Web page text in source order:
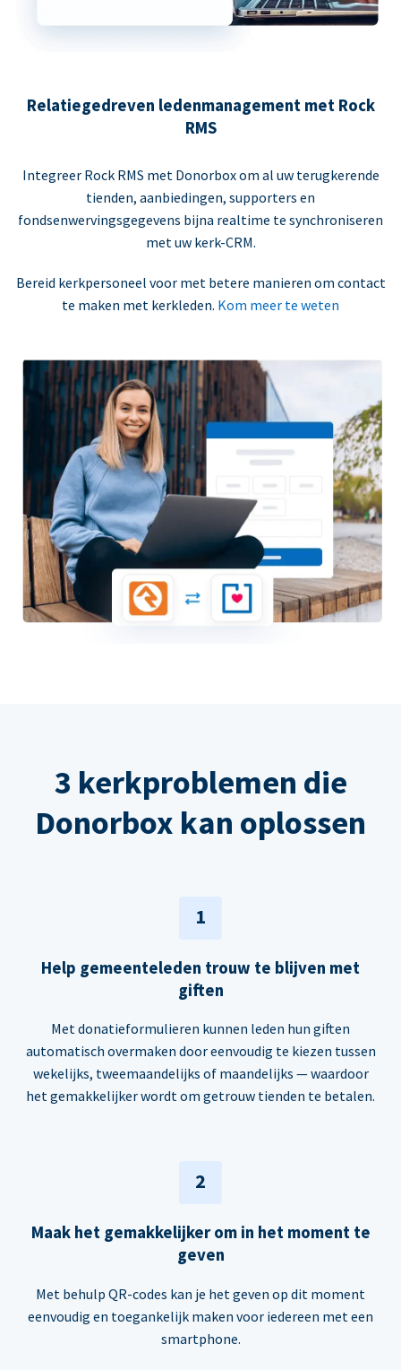
Relatiegedreven ledenmanagement met Rock
RMS
Integreer Rock RMS met Donorbox om al uw terugkerende
tienden, aanbiedingen, supporters en
fondsenwervingsgegevens bijna realtime te synchroniseren
met uw kerk-CRM.
Bereid kerkpersoneel voor met betere manieren om contact
te maken met kerkleden. Kom meer te weten
3 kerkproblemen die
Donorbox kan oplossen
1
Help gemeenteleden trouw te blijven met
giften
Met donatieformulieren kunnen leden hun giften
automatisch overmaken door eenvoudig te kiezen tussen
wekelijks, tweemaandelijks of maandelijks — waardoor
het gemakkelijker wordt om getrouw tienden te betalen.
2
Maak het gemakkelijker om in het moment te
geven
Met behulp QR-codes kan je het geven op dit moment
eenvoudig en toegankelijk maken voor iedereen met een
smartphone.